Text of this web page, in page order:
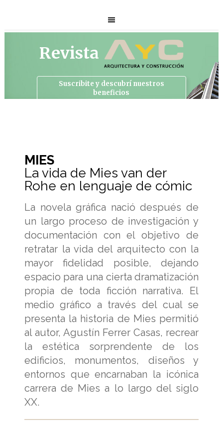
Revista
Suscribite y descubrí nuestros
beneficios
MIES
La vida de Mies van der
Rohe en lenguaje de cómic
La novela gráfica nació después de
un largo proceso de investigación y
documentación con el objetivo de
retratar la vida del arquitecto con la
mayor fidelidad posible, dejando
espacio para una cierta dramatización
propia de toda ficción narrativa. El
medio gráfico a través del cual se
presenta la historia de Mies permitió
al autor, Agustín Ferrer Casas, recrear
la estética sorprendente de los
edificios, monumentos, diseños y
entornos que encarnaban la icónica
carrera de Mies a lo largo del siglo
XX.